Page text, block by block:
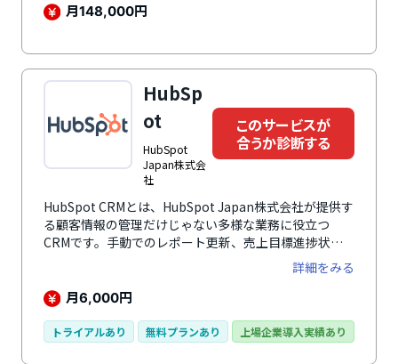
ローチが可能です。サイトから離脱したリードを再度連
な顧客情報管理に加え、カスタム項目に任意の項目を設
定できます。顧客をタグでグルーピングでき、イベント
来場などオフライン接触の管理も行えます。導入時は
esm marketingにておすすめ設定をした状態で引き渡
されるため、導入から1ヶ月で運用開始可能です。活用
事例動画やセミナーでは、実際に効果の出た施策やノウ
ハウを契約者限定で公開。自社の施策に取り入れられま
す。
月148,000円
HubSp
ot
HubSpot
Japan株式会
社
このサービスが
合うか診断する
HubSpot CRMとは、HubSpot Japan株式会社が提供す
る顧客情報の管理だけじゃない多様な業務に役立つ
CRMです。手動でのレポート更新、売上目標進捗状況
を営業担当者へ確認というような煩雑な作業はすべてお
まかせ可能です。直感的で見やすいダッシュボードでリ
アルタイムに営業パイプラインを可視化。売上目標営業
成果目標の達成に役立ちます。最大100万件の従業員数
詳細をみる
月6,000円
トライアルあり 無料プランあり 上場企業導入実績あり